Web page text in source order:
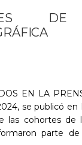
DE
EN LA
se publicó en
las cohortes de
parte